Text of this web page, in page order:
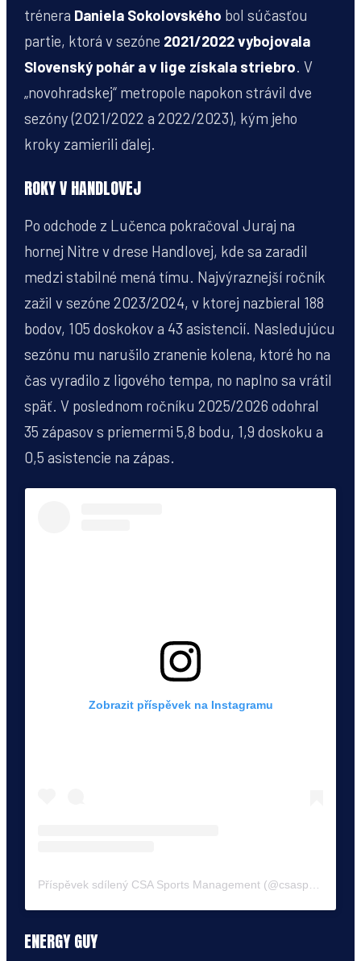
trénera Daniela Sokolovského bol súčasťou
partie, ktorá v sezóne 2021/2022 vybojovala
Slovenský pohár a v lige získala striebro. V
„novohradskej“ metropole napokon strávil dve
sezóny (2021/2022 a 2022/2023), kým jeho
kroky zamierili ďalej.
ROKY V HANDLOVEJ
Po odchode z Lučenca pokračoval Juraj na
hornej Nitre v drese Handlovej, kde sa zaradil
medzi stabilné mená tímu. Najvýraznejší ročník
zažil v sezóne 2023/2024, v ktorej nazbieral 188
bodov, 105 doskokov a 43 asistencií. Nasledujúcu
sezónu mu narušilo zranenie kolena, ktoré ho na
čas vyradilo z ligového tempa, no naplno sa vrátil
späť. V poslednom ročníku 2025/2026 odohral
35 zápasov s priemermi 5,8 bodu, 1,9 doskoku a
0,5 asistencie na zápas.
Zobrazit příspěvek na Instagramu
ENERGY GUY